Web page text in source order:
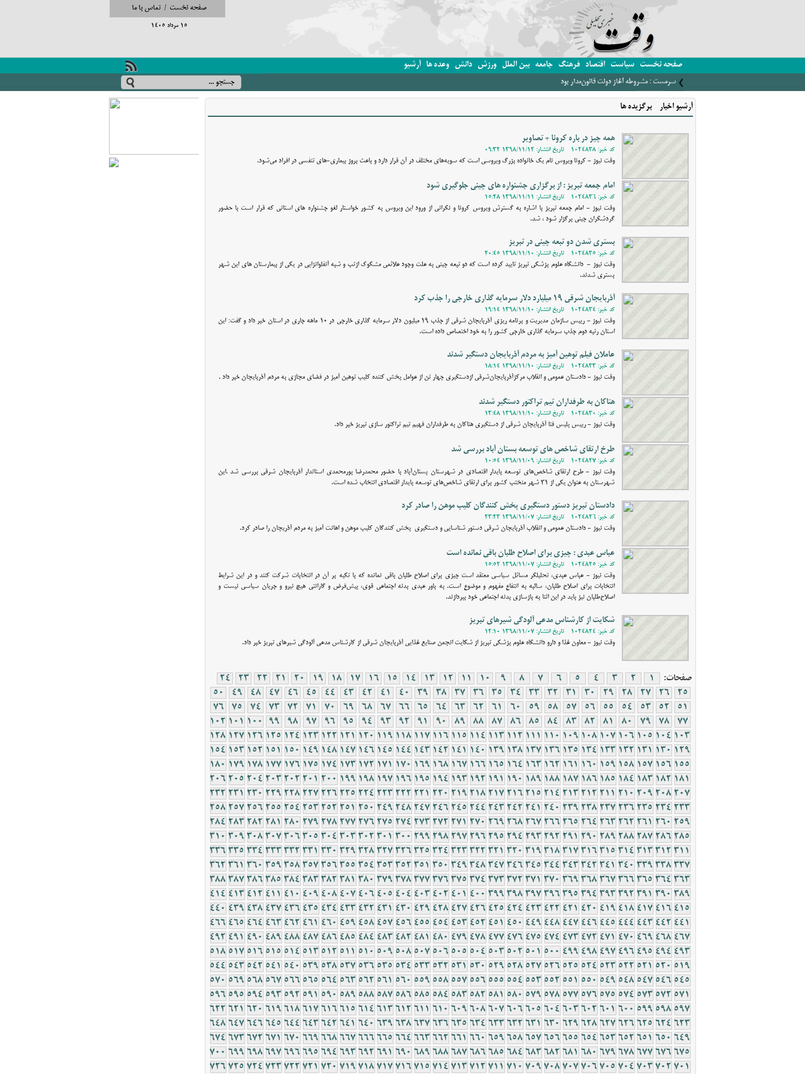
صفحه نخست / تماس با ما
15 مرداد 1405
صفحه نخست سیاست اقتصاد فرهنگ جامعه بین الملل ورزش دانش وعده ها آرشیو
سرمست : مشروطه آغاز دولت قانون‌مدار بود
آرشیو اخبار - برگزیده ها
همه چیز در باره کرونا + تصاویر
کد خبر: 1024838 - تاریخ انتشار: 1398/11/12 09:32
وقت نیوز - کرونا ویروس نام یک خانواده بزرگ ویروسی است که سویه‌های مختلف در آن قرار دارد و باعث بروز بیماری-های تنفسی در افراد می‌شود.
امام جمعه تبریز : از برگزاری جشنواره های چینی جلوگیری شود
کد خبر: 1024836 - تاریخ انتشار: 1398/11/11 15:28
وقت نیوز - امام جمعه تبریز با اشاره به گسترش ویروس کرونا و نگرانی از ورود این ویروس به کشور خواستار لغو جشنواره های استانی که قرار است با حضور
گردشگران چینی برگزار شود ، شد.
بستری شدن دو تبعه چینی در تبریز
کد خبر: 1024835 - تاریخ انتشار: 1398/11/10 20:45
وقت نیوز - دانشگاه علوم پزشکى تبریز تایید کرده است که دو تبعه چینی به علت وجود علائمی مشکوک ازتب و شبه آنفلوانزایی در یکی از بیمارستان های این شهر
بستری شدند.
آذربایجان شرقی 19 میلیارد دلار سرمایه گذاری خارجی را جذب کرد
کد خبر: 1024834 - تاریخ انتشار: 1398/11/10 19:14
وقت نیوز - رییس سازمان مدیریت و برنامه ریزی آذربایجان شرقی از جذب ۱۹ میلیون دلار سرمایه گذاری خارجی در ۱۰ ماهه جاری در استان خبر داد و گفت: این
استان رتبه دوم جذب سرمایه گذاری خارجی کشور را به خود اختصاص داده است.
عاملان فیلم توهین آمیز به مردم آذربایجان دستگیر شدند
کد خبر: 1024833 - تاریخ انتشار: 1398/11/10 18:14
وقت نیوز - دادستان عمومی و انقلاب مرکزآذربایجان‌شرقی ازدستگیری چهار تن از عوامل پخش کننده کلیپ توهین آمیز در فضای مجازی به مردم آذربایجان خبر داد .
هتاکان به طرفداران تیم تراکتور دستگیر شدند
کد خبر: 1024830 - تاریخ انتشار: 1398/11/10 13:48
وقت نیوز - رییس پلیس فتا آذربایجان شرقی از دستگیری هتاکان به طرفداران فهیم تیم تراکتور سازی تبریز خبر داد.
طرخ ارتقای شاخص های توسعه بستان آباد بررسی شد
کد خبر: 1024827 - تاریخ انتشار: 1398/11/09 10:54
وقت نیوز - طرح ارتقای شاخص‌های توسعه پایدار اقتصادی در شهرستان بستان‌آباد با حضور محمدرضا پورمحمدی استاندار آذربایجان شرقی بررسی شد .این
شهرستان به عنوان یکی از 31 شهر منختب کشور برای ارتقای شاخص‌های توسعه پایدار اقتصادی انتخاب شده است.
دادستان تبریز دستور دستگیری پخش کنندگان کلیپ موهن را صادر کرد
کد خبر: 1024826 - تاریخ انتشار: 1398/11/07 23:23
وقت نیوز - دادستان عمومی و انقلاب آذربایجان شرقی دستور شناسایی و دستگیری پخش کنندگان کلیپ موهن و اهانت آمیز به مردم آذریجان را صادر کرد.
عباس عبدی : چیزی برای اصلاح طلبان باقی نمانده است
کد خبر: 1024825 - تاریخ انتشار: 1398/11/07 15:52
وقت نیوز - عباس عبدی، تحلیلگر مسائل سیاسی معتقد است چیزی برای اصلاح‌ طلبان باقی نمانده که با تکیه بر آن در انتخابات شرکت کنند و در این شرایط
انتخابات برای اصلاح‌ طلبان، سالبه به انتفاع مفهوم و موضوع است. به باور عبدی بدنه اجتماعی قوی، پیش‌فرض و گارانتی هیچ نیرو و جریان سیاسی نیست و
اصلاح‌طلبان نیز باید در این اثنا به بازسازی بدنه اجتماعی خود بپردازند.
شکایت از کارشناس مدعی آلودگی شیرهای تبریز
کد خبر: 1024824 - تاریخ انتشار: 1398/11/07 12:10
وقت نیوز - معاون غذا و دارو دانشگاه علوم پزشکی تبریز از شکایت انجمن صنایع غذایی آذربایجان شرقی از کارشناس مدعی آلودگی شیرهای تبریز خبر داد.
صفحات: 1
2
3
4
5
6
7
8
9
10
11
12
13
14
15
16
17
18
19
20
21
22
23
24
25
26
27
28
29
30
31
32
33
34
35
36
37
38
39
40
41
42
43
44
45
46
47
48
49
50
51
52
53
54
55
56
57
58
59
60
61
62
63
64
65
66
67
68
69
70
71
72
73
74
75
76
77
78
79
80
81
82
83
84
85
86
87
88
89
90
91
92
93
94
95
96
97
98
99
100
101
102
103
104
105
106
107
108
109
110
111
112
113
114
115
116
117
118
119
120
121
122
123
124
125
126
127
128
129
130
131
132
133
134
135
136
137
138
139
140
141
142
143
144
145
146
147
148
149
150
151
152
153
154
155
156
157
158
159
160
161
162
163
164
165
166
167
168
169
170
171
172
173
174
175
176
177
178
179
180
181
182
183
184
185
186
187
188
189
190
191
192
193
194
195
196
197
198
199
200
201
202
203
204
205
206
207
208
209
210
211
212
213
214
215
216
217
218
219
220
221
222
223
224
225
226
227
228
229
230
231
232
233
234
235
236
237
238
239
240
241
242
243
244
245
246
247
248
249
250
251
252
253
254
255
256
257
258
259
260
261
262
263
264
265
266
267
268
269
270
271
272
273
274
275
276
277
278
279
280
281
282
283
284
285
286
287
288
289
290
291
292
293
294
295
296
297
298
299
300
301
302
303
304
305
306
307
308
309
310
311
312
313
314
315
316
317
318
319
320
321
322
323
324
325
326
327
328
329
330
331
332
333
334
335
336
337
338
339
340
341
342
343
344
345
346
347
348
349
350
351
352
353
354
355
356
357
358
359
360
361
362
363
364
365
366
367
368
369
370
371
372
373
374
375
376
377
378
379
380
381
382
383
384
385
386
387
388
389
390
391
392
393
394
395
396
397
398
399
400
401
402
403
404
405
406
407
408
409
410
411
412
413
414
415
416
417
418
419
420
421
422
423
424
425
426
427
428
429
430
431
432
433
434
435
436
437
438
439
440
441
442
443
444
445
446
447
448
449
450
451
452
453
454
455
456
457
458
459
460
461
462
463
464
465
466
467
468
469
470
471
472
473
474
475
476
477
478
479
480
481
482
483
484
485
486
487
488
489
490
491
492
493
494
495
496
497
498
499
500
501
502
503
504
505
506
507
508
509
510
511
512
513
514
515
516
517
518
519
520
521
522
523
524
525
526
527
528
529
530
531
532
533
534
535
536
537
538
539
540
541
542
543
544
545
546
547
548
549
550
551
552
553
554
555
556
557
558
559
560
561
562
563
564
565
566
567
568
569
570
571
572
573
574
575
576
577
578
579
580
581
582
583
584
585
586
587
588
589
590
591
592
593
594
595
596
597
598
599
600
601
602
603
604
605
606
607
608
609
610
611
612
613
614
615
616
617
618
619
620
621
622
623
624
625
626
627
628
629
630
631
632
633
634
635
636
637
638
639
640
641
642
643
644
645
646
647
648
649
650
651
652
653
654
655
656
657
658
659
660
661
662
663
664
665
666
667
668
669
670
671
672
673
674
675
676
677
678
679
680
681
682
683
684
685
686
687
688
689
690
691
692
693
694
695
696
697
698
699
700
701
702
703
704
705
706
707
708
709
710
711
712
713
714
715
716
717
718
719
720
721
722
723
724
725
726